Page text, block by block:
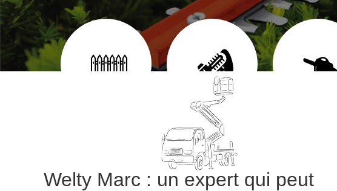
TAILLE DE HAIE 65
Welty Marc : un expert qui peut